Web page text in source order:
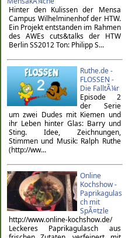
Hinter den Kulissen der Mensa
Campus Wilhelminenhof der HTW.
Ein Projekt entstanden im Rahmen
des AWEs cuts&talks der HTW
Berlin SS2012 Ton: Philipp S...
Ruthe.de -
FLOSSEN -
Die FalltÃ¼r
Episode 2
der Serie
um zwei Dudes mit Kiemen und
ihr Leben hinter Glas: Barry und
Sting. Idee, Zeichnungen,
Stimmen und Musik: Ralph Ruthe
(http://ww...
Online
Kochshow -
Paprikagulas
ch mit
SpÃ¤tzle
http://www.online-kochshow.de/
Leckeres Paprikagulasch aus